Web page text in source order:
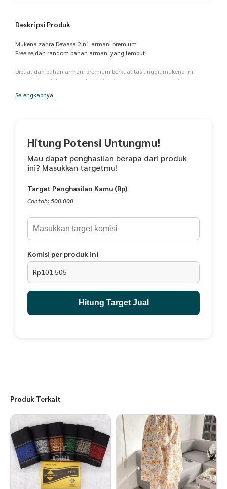
Deskripsi Produk
Mukena zahra Dewasa 2in1 armani premium
Free sejdah random bahan armani yang lembut
Dibuat dari bahan armani premium berkualitas tinggi, mukena ini
memberikan tekstur yang lembut, jatuh, dan nyaman saat dipakai.
- Plus, eksklusif pouch cantik.
Atasan Mukena
Panjang Mukena Belakang: 135 cm
Panjang Rok: 115cm
Lingkar Pinggang : 65cm
Lingkar Bawah: 145cm
Pouch mewah Size 27 cm x 20 cm
ukuran sejadah 50 cm x 110 cm
Saran pencucin bisa menggunakan mesin cuci
Selengkapnya
Hitung Potensi Untungmu!
Mau dapat penghasilan berapa dari produk
ini? Masukkan targetmu!
Target Penghasilan Kamu (Rp)
Contoh: 500.000
Komisi per produk ini
Rp101.505
Hitung Target Jual
Produk Terkait